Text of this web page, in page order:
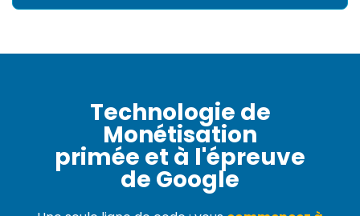
Technologie de
Monétisation
primée et à l'épreuve
de Google